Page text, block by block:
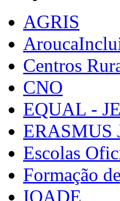
AGRIS
Centros
CNO
EQUAL -
ERASMUS
Escolas
Formação
IQADE